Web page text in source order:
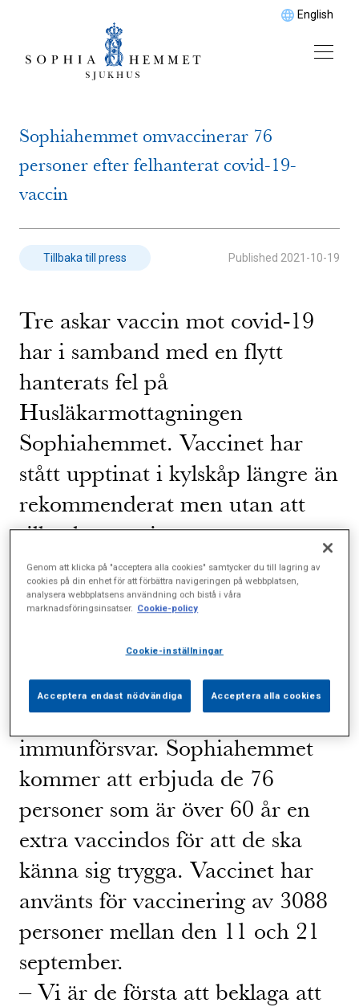
English
Sophiahemmet omvaccinerar 76
personer efter felhanterat covid-19-
vaccin
Tillbaka till press Published 2021-10-19
Tre askar vaccin mot covid-19
har i samband med en flytt
hanterats fel på
Husläkarmottagningen
Sophiahemmet. Vaccinet har
stått upptinat i kylskåp längre än
rekommenderat men utan att
tillverkarens sista
förbrukningsdatum passerats.
Efter rekommendation från
bedöms vaccinets skyddseffekt
vara tillräcklig för personer
under 60 år med normalt
immunförsvar. Sophiahemmet
kommer att erbjuda de 76
personer som är över 60 år en
extra vaccindos för att de ska
känna sig trygga. Vaccinet har
använts för vaccinering av 3088
personer mellan den 11 och 21
september.
– Vi är de första att beklaga att
Genom att klicka på "acceptera alla cookies" samtycker du till lagring av
cookies på din enhet för att förbättra navigeringen på webbplatsen,
analysera webbplatsens användning och bistå i våra
marknadsföringsinsatser. Cookie-policy
Cookie-inställningar
Acceptera endast nödvändiga Acceptera alla cookies